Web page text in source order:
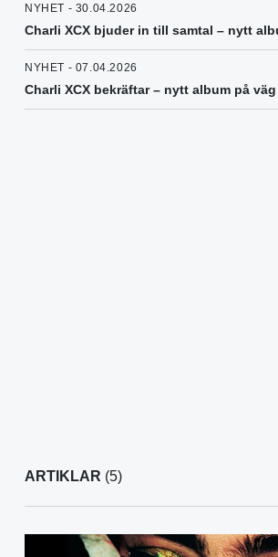
NYHET - 30.04.2026
Charli XCX bjuder in till samtal – nytt
NYHET - 07.04.2026
Charli XCX bekräftar – nytt album på väg
ARTIKLAR (5)